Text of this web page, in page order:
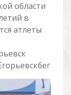
области
в
атлеты